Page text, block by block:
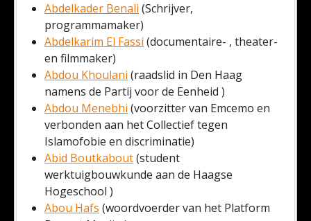
Abdelkader Benali (Schrijver,
programmamaker)
Abdelkarim El Fassi (documentaire- , theater-
en filmmaker)
Abdou Khoulani (raadslid in Den Haag
namens de Partij voor de Eenheid )
Abdou Menebhi (voorzitter van Emcemo en
verbonden aan het Collectief tegen
Islamofobie en discriminatie)
Abid Boutkabout(student
werktuigbouwkunde aan de Haagse
Hogeschool )
Abou Hafs (woordvoerder van het Platform